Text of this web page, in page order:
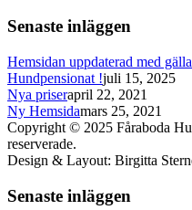
Senaste inläggen
Hemsidan uppdaterad med
Hundpensionat !juli 15, 2025
Nya priserapril 22, 2021
Ny Hemsidamars 25, 2021
Copyright © 2025 Fåraboda
reserverade.
Design & Layout: Birgitta
Senaste inläggen